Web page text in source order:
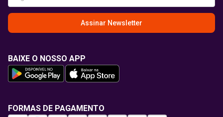
Assinar Newsletter
BAIXE O NOSSO APP
FORMAS DE PAGAMENTO